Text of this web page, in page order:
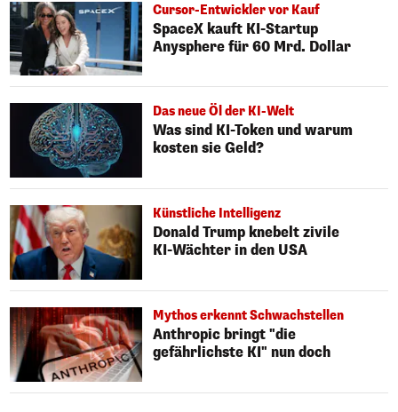
Cursor-Entwickler vor Kauf
SpaceX kauft KI-Startup
Anysphere für 60 Mrd. Dollar
Das neue Öl der KI-Welt
Was sind KI-Token und warum
kosten sie Geld?
Künstliche Intelligenz
Donald Trump knebelt zivile
KI-Wächter in den USA
Mythos erkennt Schwachstellen
Anthropic bringt "die
gefährlichste KI" nun doch